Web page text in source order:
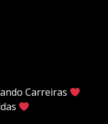
Carreiras